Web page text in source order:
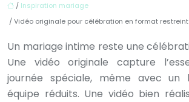
/ Inspiration mariage
/ Vidéo originale pour célébration en format restreint
Un mariage intime reste une
Une vidéo originale capture
journée spéciale, même avec un
équipe réduits. Une vidéo bien